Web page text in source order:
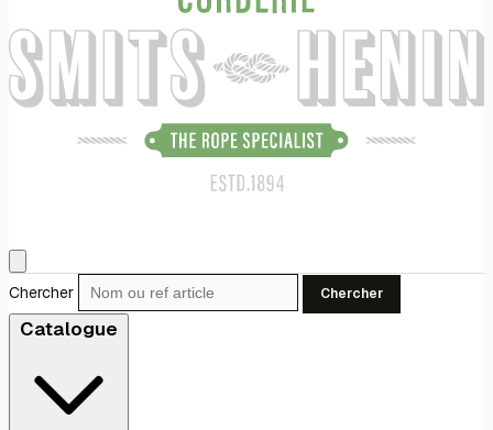
Chercher Chercher
Catalogue